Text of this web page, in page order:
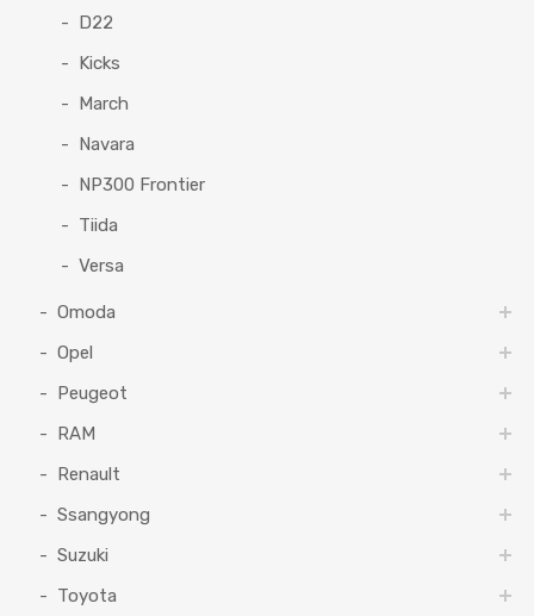
D22
Kicks
March
Navara
NP300 Frontier
Tiida
Versa
Omoda
Opel
Peugeot
RAM
Renault
Ssangyong
Suzuki
Toyota